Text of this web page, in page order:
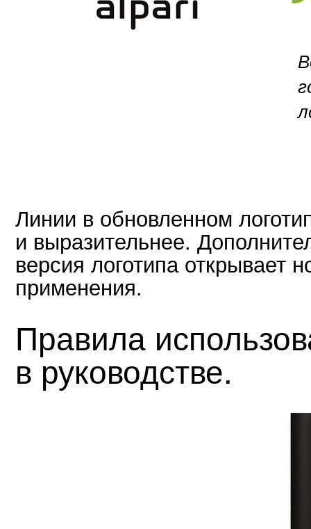
Линии в обновленном
и выразительнее.
версия логотипа открывает
применения.
Правила
в руководстве.